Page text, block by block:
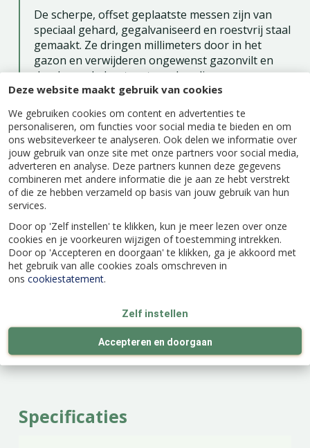
Deze website maakt gebruik van cookies
We gebruiken cookies om content en advertenties te
personaliseren, om functies voor social media te bieden en om
ons websiteverkeer te analyseren. Ook delen we informatie over
jouw gebruik van onze site met onze partners voor social media,
adverteren en analyse. Deze partners kunnen deze gegevens
combineren met andere informatie die je aan ze hebt verstrekt
of die ze hebben verzameld op basis van jouw gebruik van hun
services.
Door op 'Zelf instellen' te klikken, kun je meer lezen over onze
cookies en je voorkeuren wijzigen of toestemming intrekken.
Door op 'Accepteren en doorgaan' te klikken, ga je akkoord met
het gebruik van alle cookies zoals omschreven in
ons cookiestatement.
Zelf instellen
Accepteren en doorgaan
De scherpe, offset geplaatste messen zijn van
speciaal gehard, gegalvaniseerd en roestvrij staal
gemaakt. Ze dringen millimeters door in het
gazon en verwijderen ongewenst gazonvilt en
dood gras. Je kunt met een handige
bedieningshendel zelf instellen hoe diep de
messen de grond doordringen. Dankzij de
krachtige PowerPlus-motor kun je zonder
onderbreking werken en krijg je de
verticuteermachine altijd zonder problemen aan
de praat. De verticuteermachine heeft grote
wielen met speciaal profiel voor eenvoudig
sturen en goede grip op het gazon. De beugel
van de machine is voor het gemak voorzien van
een handige schakelaar. Door de messen snel en
eenvoudig in te klappen is de verticuteermachine
gemakkelijk te transporten. De beugel van de
elektrische verticuteermachine van Gardena kan
makkelijk vervoeren. Verticuteer in het voor- en
Specificaties